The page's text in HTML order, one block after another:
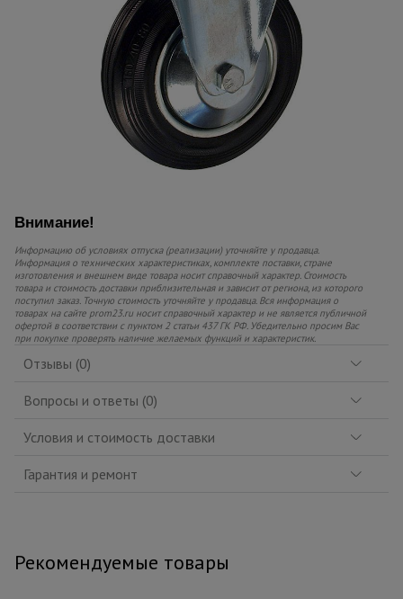
Внимание!
Информацию об условиях отпуска (реализации) уточняйте у продавца.
Информация о технических характеристиках, комплекте поставки, стране
изготовления и внешнем виде товара носит справочный характер. Стоимость
товара и стоимость доставки приблизительная и зависит от региона, из которого
поступил заказ. Точную стоимость уточняйте у продавца. Вся информация о
товарах на сайте prom23.ru носит справочный характер и не является публичной
офертой в соответствии с пунктом 2 статьи 437 ГК РФ. Убедительно просим Вас
при покупке проверять наличие желаемых функций и характеристик.
Отзывы (0)
Вопросы и ответы (0)
Условия и стоимость доставки
Гарантия и ремонт
Рекомендуемые товары